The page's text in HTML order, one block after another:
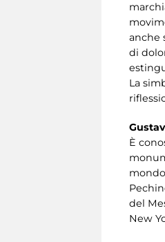
anche
di
La
È
del
New